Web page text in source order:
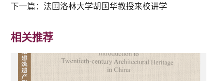
下一篇： 法国洛林大学胡国华教授来校讲学
相关推荐